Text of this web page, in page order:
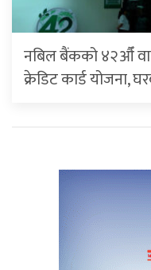
नबिल बैंकको ४२औँ
क्रेडिट कार्ड योजना,